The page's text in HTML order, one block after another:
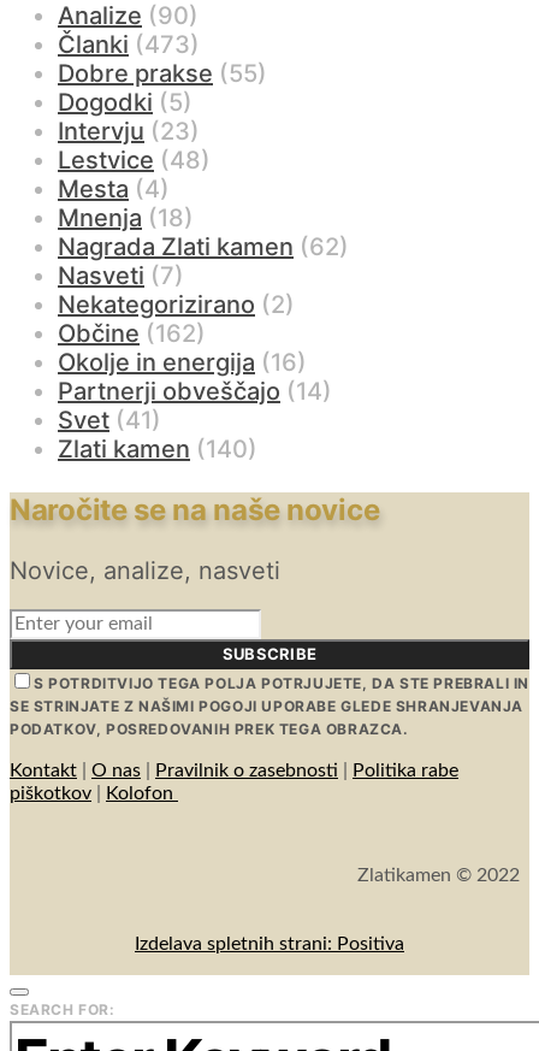
Analize (90)
Članki (473)
Dobre prakse (55)
Dogodki (5)
Intervju (23)
Lestvice (48)
Mesta (4)
Mnenja (18)
Nagrada Zlati kamen (62)
Nasveti (7)
Nekategorizirano (2)
Občine (162)
Okolje in energija (16)
Partnerji obveščajo (14)
Svet (41)
Zlati kamen (140)
Naročite se na naše novice
Novice, analize, nasveti
SUBSCRIBE
S POTRDITVIJO TEGA POLJA POTRJUJETE, DA STE PREBRALI IN
SE STRINJATE Z NAŠIMI POGOJI UPORABE GLEDE SHRANJEVANJA
PODATKOV, POSREDOVANIH PREK TEGA OBRAZCA.
Kontakt O nas Pravilnik o zasebnosti
Politika rabe
piškotkov
Kolofon
Zlatikamen © 2022
Izdelava spletnih strani: Positiva
SEARCH FOR: